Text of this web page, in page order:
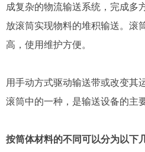
成复杂的物流输送系统，完成多
放滚筒实现物料的堆积输送。滚
高，使用维护方便。
用手动方式驱动输送带或改变其
滚筒中的一种，是输送设备的主
按筒体材料的不同可以分为以下